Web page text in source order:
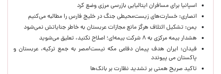
اسپانیا برای مسافران ایتالیایی بازرسی مرزی وضع کرد
انصاری: خسارت‌های زیست‌محیطی جنگ در خلیج فارس را مطالبه‌ می‌کنیم
یمن: تشکیل ائتلاف هرگز مانع مجازات عربستان به خاطر جنایاتش نمی‌شود
هشدار بیمه مرکزی به ۸ شرکت بیمه‌ای؛ اصلاح نکنید، تعلیق می‌شوید
فیدان: ایران هدف پیمان دفاعی مکه نیست/مصر به جمع ترکیه، عربستان و
پاکستان می پیوندد
تاکید صریح همتی بر تشدید نظارت بر بانک‌ها